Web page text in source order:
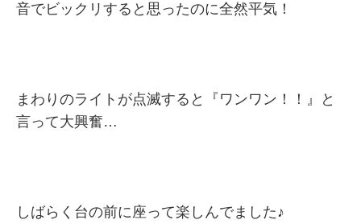
音でビックリすると思ったのに全然平気！
まわりのライトが点滅すると『ワンワン！！』と
言って大興奮…
しばらく台の前に座って楽しんでました♪